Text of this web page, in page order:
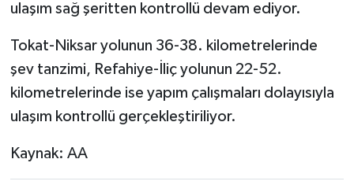
ulaşım sağ şeritten kontrollü devam ediyor.
Tokat-Niksar yolunun 36-38. kilometrelerinde
şev tanzimi, Refahiye-İliç yolunun 22-52.
kilometrelerinde ise yapım çalışmaları dolayısıyla
ulaşım kontrollü gerçekleştiriliyor.
Kaynak: AA